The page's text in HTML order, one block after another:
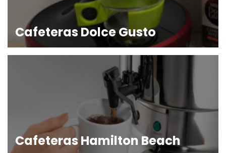
Cafeteras Dolce Gusto
Cafeteras Hamilton Beach